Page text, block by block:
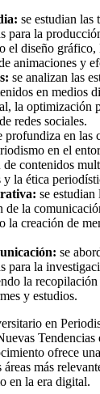
se estudian las
para la
el diseño
animaciones y
se analizan las
en medios
la optimización
redes sociales.
profundiza en las
en el
contenidos
la ética
se estudian
de la
la creación de
se
para la
la recopilación
y estudios.
en
Tendencias
ofrece
más
en la era digital.